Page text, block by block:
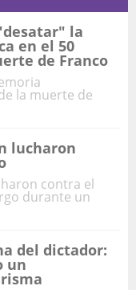
la
en el 50
de Franco
la muerte de
lucharon
contra el
durante un
del dictador:
un